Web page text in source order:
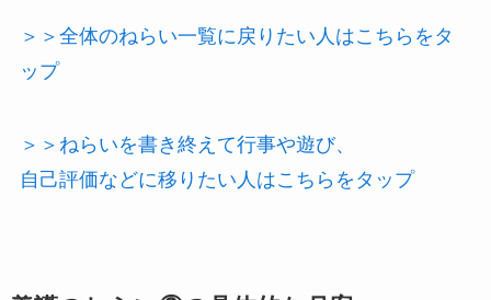
＞＞全体のねらい一覧に戻りたい人はこちらをタ
ップ
＞＞ねらいを書き終えて行事や遊び、
自己評価などに移りたい人はこちらをタップ